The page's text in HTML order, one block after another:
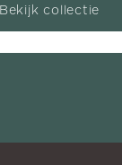
Bekijk collectie